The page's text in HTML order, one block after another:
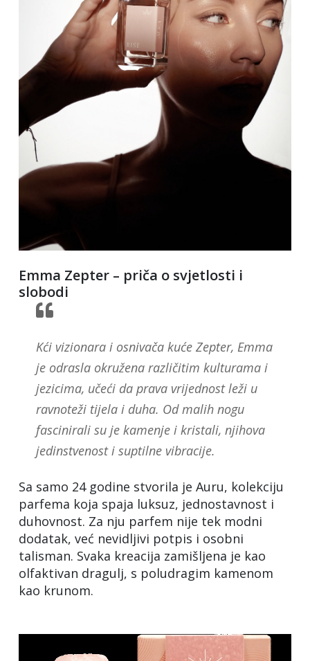
Emma Zepter – priča o svjetlosti i
slobodi
Kći vizionara i osnivača kuće Zepter, Emma
je odrasla okružena različitim kulturama i
jezicima, učeći da prava vrijednost leži u
ravnoteži tijela i duha. Od malih nogu
fascinirali su je kamenje i kristali, njihova
jedinstvenost i suptilne vibracije.
Sa samo 24 godine stvorila je Auru, kolekciju
parfema koja spaja luksuz, jednostavnost i
duhovnost. Za nju parfem nije tek modni
dodatak, već nevidljivi potpis i osobni
talisman. Svaka kreacija zamišljena je kao
olfaktivan dragulj, s poludragim kamenom
kao krunom.